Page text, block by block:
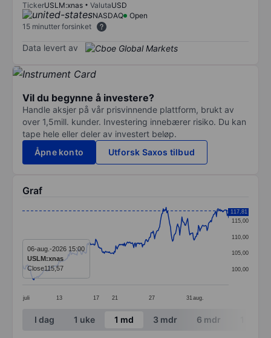
TickerUSLM:xnas ValutaUSD
NASDAQ
Open
15 minutter forsinket
Data levert av
Vil du begynne å investere?
Handle aksjer på vår prisvinnende plattform, brukt av
over 1,5mill. kunder. Investering innebærer risiko. Du kan
tape hele eller deler av investert beløp.
Åpne konto
Utforsk Saxos tilbud
Graf
Line chart with 288 data points.
The chart has 1 X axis displaying categories.
The chart has 1 Y axis displaying values. Data ranges
juli 13 17 21 27 31 aug.
100,00
105,00
110,00
115,00
117,81
06-aug.-2026 15:00
USLM:xnas
Close115,57
End of interactive chart.
I dag 1 uke 1 md 3 mdr 6 mdr